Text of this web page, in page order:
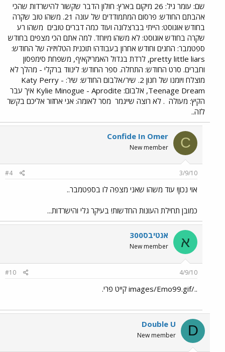
שם: עומר גיל: 26 מיקום בארץ: חולון הדבר שקשור להישרדות שהכי
אהבתם החודש: פרסום המתמודדים של עונה 21. משהו טוב שקרה
בחודש אוגוסט: הייתי בברצלונה ועוד כמה דברים טובים משהו רע
שקרה בחודש אוגוסט: לא משהו מיוחד. למה אתם הכי מצפים בחודש
ספטמבר: החגים וחודש אחרון בעבודה! תוכנית הטלויזיה של החודש:
pretty little liars, לרדת בגדול האמריקאיף, משפחת סימפסון
וחברים. סרט החודש: התחלה. ספר החודש: לינווד ברקלי - מהלך לא
מוצלח ויומנו של חנון 2. שיר/אלבום החודש: שיר: Katy Perry -
Teenage Dream, אלבום: Kylie Minogue - Aprodite איך עבר
הקיץ: מעולה . לא רוצה שייגמר מסר לאומה: אני אחזור אליכם בקשר
לזה..
C
Confide In Omer
New member
3/9/10
#4
אוי נכון! עוד משהו שאני מצפה לו בספטמבר..
כמובן תחילת העונות החדשות! בעיקר גלי והישרדות...
א אנטיבס300
New member
4/9/10
#10
../images/Emo99.gif קייט פרי.
D
Double U
New member